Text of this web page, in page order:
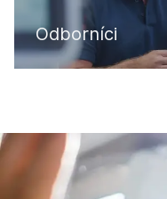
Odborníci